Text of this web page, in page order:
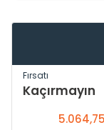
Fırsatı
Kaçırmayın